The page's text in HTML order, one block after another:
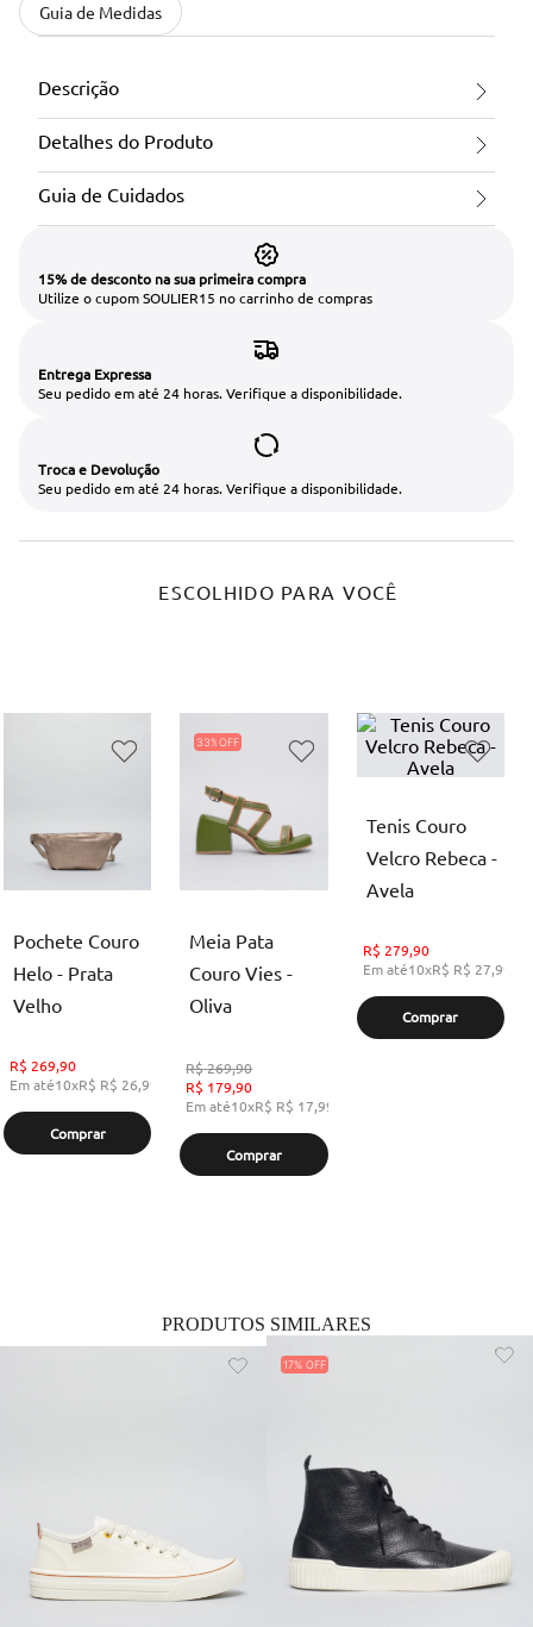
Guia de Medidas
Descrição
Detalhes do Produto
Guia de Cuidados
15% de desconto na sua primeira compra
Utilize o cupom SOULIER15 no carrinho de compras
Entrega Expressa
Seu pedido em até 24 horas. Verifique a disponibilidade.
Troca e Devolução
Seu pedido em até 24 horas. Verifique a disponibilidade.
ESCOLHIDO PARA VOCÊ
Pochete Couro
Helo - Prata
Velho
R$ 269,90
Em até10xR$ R$ 26,99 sem juros
Comprar
33%
Meia Pata
Couro Vies -
Oliva
R$269,90
R$ 179,90
Em até10xR$ R$ 17,99
Comprar
Tenis Couro
Velcro Rebeca -
Avela
R$ 279,90
Em até10xR$ R$ 27,99
Comprar
PRODUTOS SIMILARES
17%